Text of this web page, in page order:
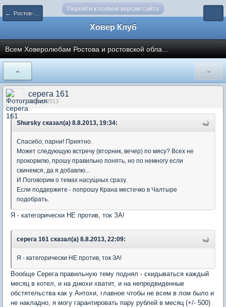
Перейти к полной версии сайта
← Ростов-на-Дону и область
Ховер Клуб
Всем Ховеролюбам Ростова и ростовской обла...
« »
серега 161
08 Aug 2013
Shursky сказал(а) 8.8.2013, 19:34:
Спасибо, парни! Приятно.
Может следующую встречу (вторник, вечер) по мясу? Всех не
прокормлю, прошу правильно понять, но по немногу если
скинемся, да я добавлю...
И Поговорим о темах насущных сразу.
Если поддержите - попрошу Крана местечко в Чалтыре
подобрать.
Я - категорически НЕ против, ток ЗА!
серега 161 сказал(а) 8.8.2013, 22:09:
Я - категорически НЕ против, ток ЗА!
Вообще Серега правильную тему поднял - скидываться каждый
месяц в котел, и на днюхи хватит, и на непредвиденные
обстятельства как у Антохи, главное чтобы не всем в лом было и
не накладно, я могу гарантировать пару рублей в месяц (+/- 500)